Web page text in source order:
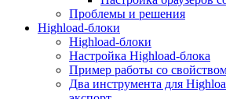
Проблемы и решения
Highload-блоки
Highload-блоки
Настройка Highload-блока
Пример работы со
Два инструмента для